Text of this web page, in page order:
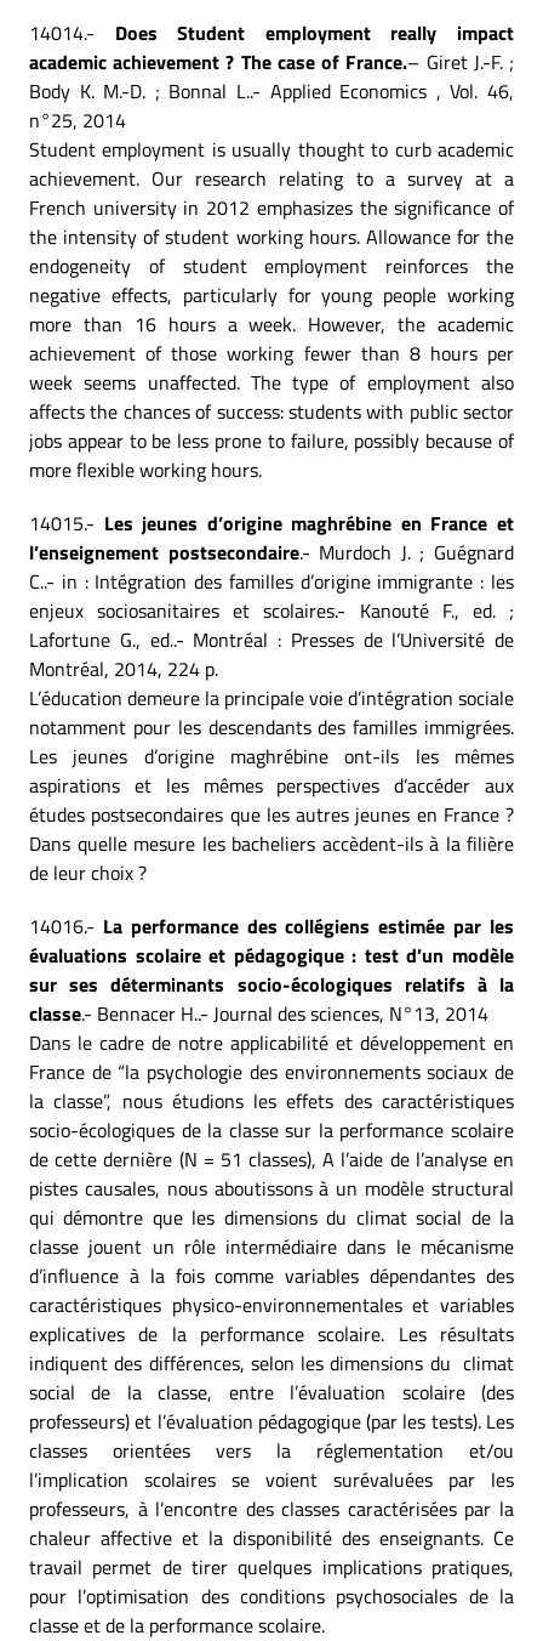
14014.- Does Student employment really impact
academic achievement ? The case of France.– Giret J.-F. ;
Body K. M.-D. ; Bonnal L..- Applied Economics , Vol. 46,
n°25, 2014
Student employment is usually thought to curb academic
achievement. Our research relating to a survey at a
French university in 2012 emphasizes the significance of
the intensity of student working hours. Allowance for the
endogeneity of student employment reinforces the
negative effects, particularly for young people working
more than 16 hours a week. However, the academic
achievement of those working fewer than 8 hours per
week seems unaffected. The type of employment also
affects the chances of success: students with public sector
jobs appear to be less prone to failure, possibly because of
more flexible working hours.
14015.- Les jeunes d’origine maghrébine en France et
l’enseignement postsecondaire.- Murdoch J. ; Guégnard
C..- in : Intégration des familles d’origine immigrante : les
enjeux sociosanitaires et scolaires.- Kanouté F., ed. ;
Lafortune G., ed..- Montréal : Presses de l’Université de
Montréal, 2014, 224 p.
L’éducation demeure la principale voie d’intégration sociale
notamment pour les descendants des familles immigrées.
Les jeunes d’origine maghrébine ont-ils les mêmes
aspirations et les mêmes perspectives d’accéder aux
études postsecondaires que les autres jeunes en France ?
Dans quelle mesure les bacheliers accèdent-ils à la filière
de leur choix ?
14016.- La performance des collégiens estimée par les
évaluations scolaire et pédagogique : test d’un modèle
sur ses déterminants socio-écologiques relatifs à la
classe.- Bennacer H..- Journal des sciences, N°13, 2014
Dans le cadre de notre applicabilité et développement en
France de “la psychologie des environnements sociaux de
la classe”, nous étudions les effets des caractéristiques
socio-écologiques de la classe sur la performance scolaire
de cette dernière (N = 51 classes), A l’aide de l’analyse en
pistes causales, nous aboutissons à un modèle structural
qui démontre que les dimensions du climat social de la
classe jouent un rôle intermédiaire dans le mécanisme
d’influence à la fois comme variables dépendantes des
caractéristiques physico-environnementales et variables
explicatives de la performance scolaire. Les résultats
indiquent des différences, selon les dimensions du climat
social de la classe, entre l’évaluation scolaire (des
professeurs) et l’évaluation pédagogique (par les tests). Les
classes orientées vers la réglementation et/ou
l’implication scolaires se voient surévaluées par les
professeurs, à l’encontre des classes caractérisées par la
chaleur affective et la disponibilité des enseignants. Ce
travail permet de tirer quelques implications pratiques,
pour l’optimisation des conditions psychosociales de la
classe et de la performance scolaire.